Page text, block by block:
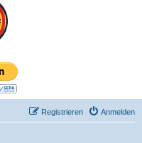
Anmelden
Registrieren